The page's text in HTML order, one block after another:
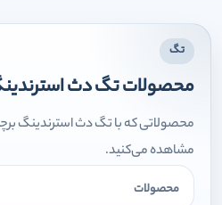
تگ
محصولات تگ دث
محصولاتی که با تگ دث استرندینگ
مشاهده می‌کنید.
محصولات